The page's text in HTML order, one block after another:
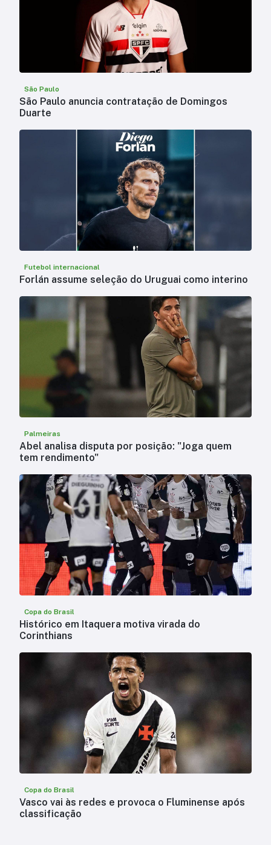
São Paulo
São Paulo anuncia contratação de Domingos
Duarte
Futebol internacional
Forlán assume seleção do Uruguai como interino
Palmeiras
Abel analisa disputa por posição: "Joga quem
tem rendimento"
Copa do Brasil
Histórico em Itaquera motiva virada do
Corinthians
Copa do Brasil
Vasco vai às redes e provoca o Fluminense após
classificação